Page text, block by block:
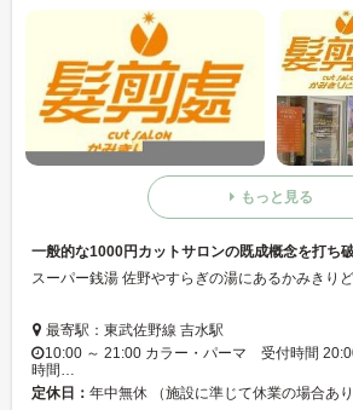
もっと見る
一般的な1000円カットサロンの既成概念を打ち破
最寄駅：東武佐野線 吉水駅
10:00 ～ 21:00 カラー・パーマ 受付時間
時間…
定休日： 年中無休 （施設に準じて休業の場合あり